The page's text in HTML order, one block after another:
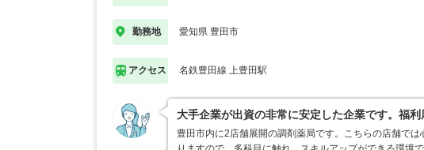
勤務地 愛知県 豊田市
アクセス 名鉄豊田線 上豊田駅
大手企業が出資の非常に安定した企業です。福利
豊田市内に2店舗展開の調剤薬局です。こちらの店舗で